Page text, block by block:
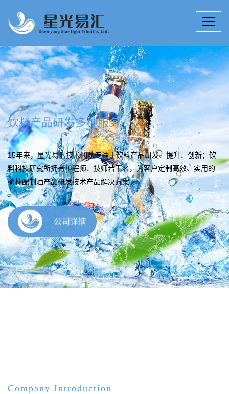
饮料产品研发多种服务
15年来，星光易汇技术团队专注于饮料产品研发、提升、创新；饮
料科技研究所拥有工程师、技师若干名，为客户定制高效、实用的
榆林配制酒产品研发技术产品解决方案。
公司详情
Company Introduction